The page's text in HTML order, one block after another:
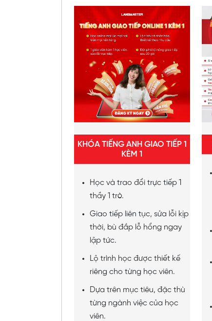
KHÓA TIẾNG ANH GIAO TIẾP 1
KÈM 1
Học và trao đổi trực tiếp 1
thầy 1 trò.
Giao tiếp liên tục, sửa lỗi kịp
thời, bù đắp lỗ hổng ngay
lập tức.
Lộ trình học được thiết kế
riêng cho từng học viên.
Dựa trên mục tiêu, đặc thù
từng ngành việc của học
viên.
Khu vực bạn
Nhu cầu học